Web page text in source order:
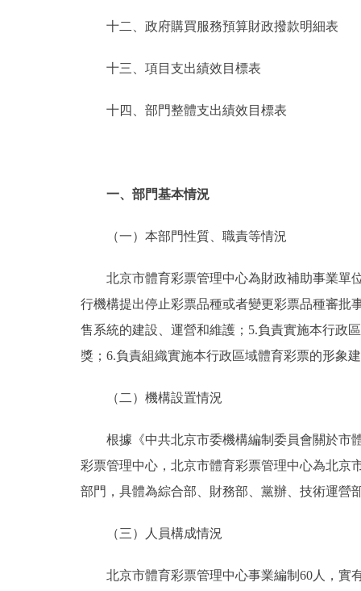
十二、政府購買服務預算財政撥款明細表
十三、項目支出績效目標表
十四、部門整體支出績效目標表
一、部門基本情況
（一）本部門性質、職責等情況
北京市體育彩票管理中心為財政補助事業單位
行機構提出停止彩票品種或者變更彩票品種審批
售系統的建設、運營和維護；5.負責實施本行政
獎；6.負責組織實施本行政區域體育彩票的形象
（二）機構設置情況
根據《中共北京市委機構編制委員會關於市體
彩票管理中心，北京市體育彩票管理中心為北京
部門，具體為綜合部、財務部、黨辦、技術運營
（三）人員構成情況
北京市體育彩票管理中心事業編制60人，實